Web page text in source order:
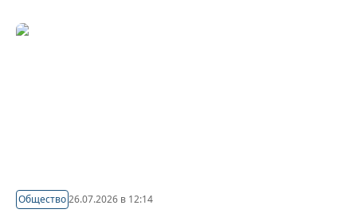
Общество26.07.2026 в 12:14